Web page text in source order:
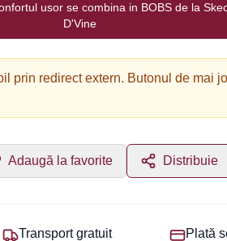
usor se combina in BOBS de la
D'Vine
prin redirect extern. Butonul de mai
Adaugă la favorite Distribuie
Transport gratuit Plată